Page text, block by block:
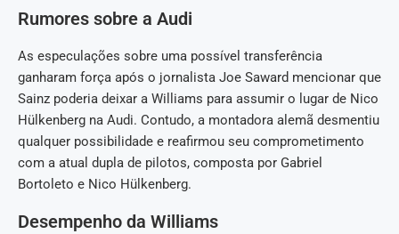
Rumores sobre a Audi
As especulações sobre uma possível transferência
ganharam força após o jornalista Joe Saward mencionar que
Sainz poderia deixar a Williams para assumir o lugar de Nico
Hülkenberg na Audi. Contudo, a montadora alemã desmentiu
qualquer possibilidade e reafirmou seu comprometimento
com a atual dupla de pilotos, composta por Gabriel
Bortoleto e Nico Hülkenberg.
Desempenho da Williams